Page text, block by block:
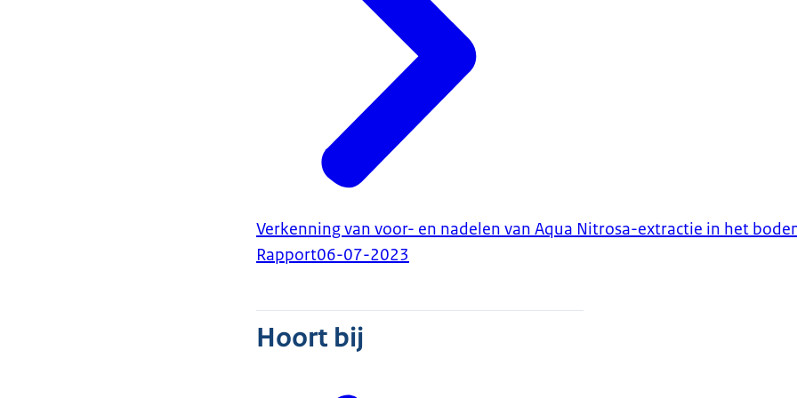
Verkenning van voor- en nadelen van Aqua Nitrosa-extractie in het
Rapport06-07-2023
Hoort bij